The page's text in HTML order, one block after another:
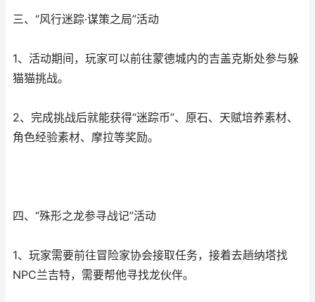
三、“风行迷踪·谋策之局”活动
1、活动期间，玩家可以前往蒙德城内的吉盖克斯处参与躲
猫猫挑战。
2、完成挑战后就能获得“迷踪币”、原石、天赋培养素材、
角色经验素材、摩拉等奖励。
四、“殊形之龙参寻战记”活动
1、玩家需要前往冒险家协会接取任务，接着去趟纳塔找
NPC兰吉特，需要帮他寻找龙伙伴。